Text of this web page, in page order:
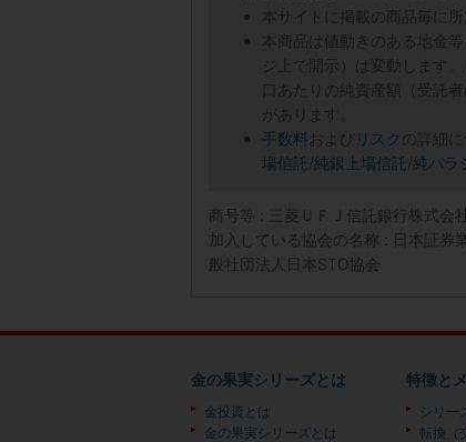
本サイトに掲載の商品毎に
本商品は値動きのある地金
ジ上で開示）は変動します
口あたりの純資産額（受託
があります。
手数料 および リスク の詳細
場信託 /純銀上場信託 /純パラ
商号等 : 三菱ＵＦＪ信託銀行株式
加入している協会の名称 : 日本証
般社団法人日本STO協会
金の果実シリーズとは
金投資とは
金の果実シリーズとは
特徴と
シリー
転換（